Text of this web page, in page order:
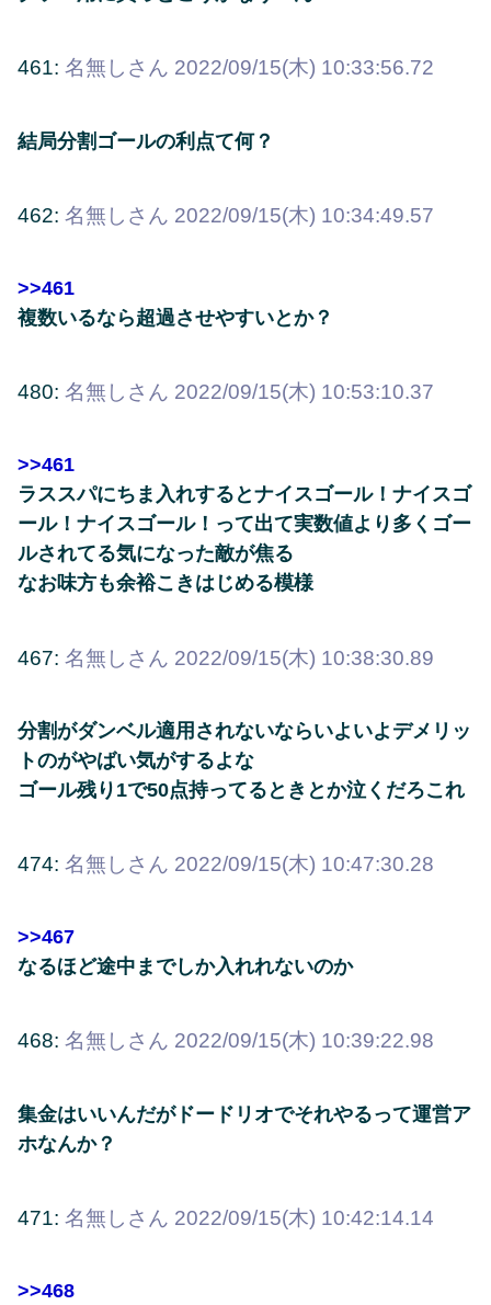
461: 名無しさん 2022/09/15(木) 10:33:56.72
結局分割ゴールの利点て何？
462: 名無しさん 2022/09/15(木) 10:34:49.57
>>461
複数いるなら超過させやすいとか？
480: 名無しさん 2022/09/15(木) 10:53:10.37
>>461
ラススパにちま入れするとナイスゴール！ナイスゴ
ール！ナイスゴール！って出て実数値より多くゴー
ルされてる気になった敵が焦る
なお味方も余裕こきはじめる模様
467: 名無しさん 2022/09/15(木) 10:38:30.89
分割がダンベル適用されないならいよいよデメリッ
トのがやばい気がするよな
ゴール残り1で50点持ってるときとか泣くだろこれ
474: 名無しさん 2022/09/15(木) 10:47:30.28
>>467
なるほど途中までしか入れれないのか
468: 名無しさん 2022/09/15(木) 10:39:22.98
集金はいいんだがドードリオでそれやるって運営ア
ホなんか？
471: 名無しさん 2022/09/15(木) 10:42:14.14
>>468